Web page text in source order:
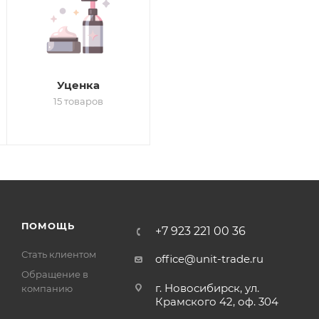
Уценка
15 товаров
ПОМОЩЬ
Стать клиентом
Обращение в
компанию
+7 923 221 00 36
office@unit-trade.ru
г. Новосибирск, ул.
Крамского 42, оф. 304